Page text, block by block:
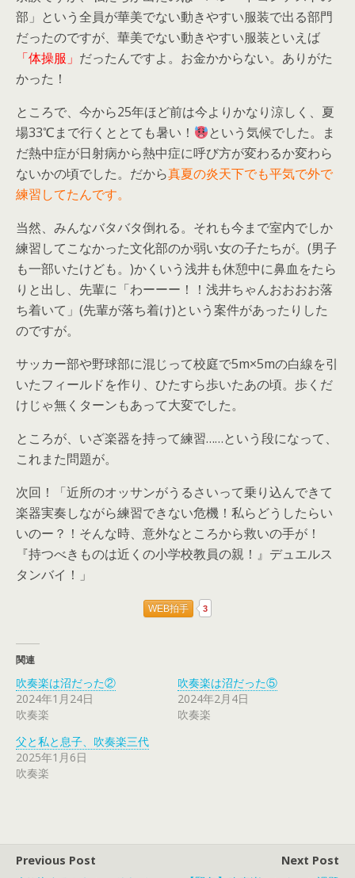
部」という全員が華美でない動きやすい服装で出る部門
だったのですが、華美でない動きやすい服装といえば
「体操服」 だったんですよ。お金かからない。ありがた
かった！
ところで、今から25年ほど前は今よりかなり涼しく、夏
場33℃まで行くととても暑い！
という気候でした。ま
だ熱中症が日射病から熱中症に呼び方が変わるか変わら
ないかの頃でした。だから真夏の炎天下でも平気で外で
練習してたんです。
当然、みんなバタバタ倒れる。それも今まで室内でしか
練習してこなかった文化部のか弱い女の子たちが。(男子
も一部いたけども。)かくいう浅井も休憩中に鼻血をたら
りと出し、先輩に「わーーー！！浅井ちゃんおおおお落
ち着いて」(先輩が落ち着け)という案件があったりした
のですが。
サッカー部や野球部に混じって校庭で5m×5mの白線を引
いたフィールドを作り、ひたすら歩いたあの頃。歩くだ
けじゃ無くターンもあって大変でした。
ところが、いざ楽器を持って練習……という段になって、
これまた問題が。
次回！「近所のオッサンがうるさいって乗り込んできて
楽器実奏しながら練習できない危機！私らどうしたらい
いのー？！そんな時、意外なところから救いの手が！
『持つべきものは近くの小学校教員の親！』デュエルス
タンバイ！」
WEB拍手 3
関連
吹奏楽は沼だった②
2024年1月24日
吹奏楽
吹奏楽は沼だった⑤
2024年2月4日
吹奏楽
父と私と息子、吹奏楽三代
2025年1月6日
吹奏楽
Previous Post
Next Post